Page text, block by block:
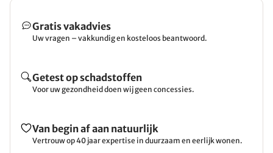
Gratis vakadvies
Uw vragen – vakkundig en kosteloos beantwoord.
Getest op schadstoffen
Voor uw gezondheid doen wij geen concessies.
Van begin af aan natuurlijk
Vertrouw op 40 jaar expertise in duurzaam en eerlijk wonen.